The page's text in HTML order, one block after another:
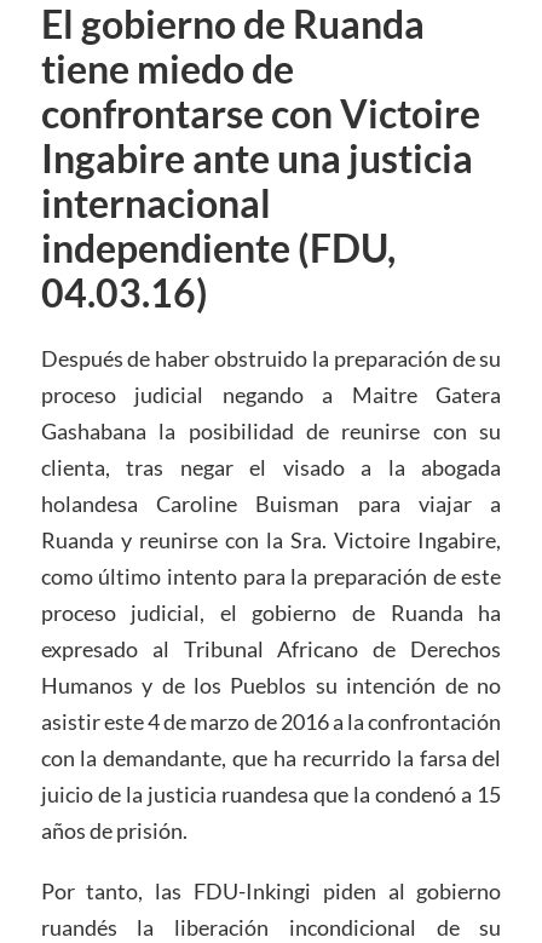
El gobierno de Ruanda
tiene miedo de
confrontarse con Victoire
Ingabire ante una justicia
internacional
independiente (FDU,
04.03.16)
Después de haber obstruido la preparación de su
proceso judicial negando a Maitre Gatera
Gashabana la posibilidad de reunirse con su
clienta, tras negar el visado a la abogada
holandesa Caroline Buisman para viajar a
Ruanda y reunirse con la Sra. Victoire Ingabire,
como último intento para la preparación de este
proceso judicial, el gobierno de Ruanda ha
expresado al Tribunal Africano de Derechos
Humanos y de los Pueblos su intención de no
asistir este 4 de marzo de 2016 a la confrontación
con la demandante, que ha recurrido la farsa del
juicio de la justicia ruandesa que la condenó a 15
años de prisión.
Por tanto, las FDU-Inkingi piden al gobierno
ruandés la liberación incondicional de su